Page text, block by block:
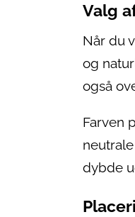
Valg
Når du
og
også
Farven
dybde